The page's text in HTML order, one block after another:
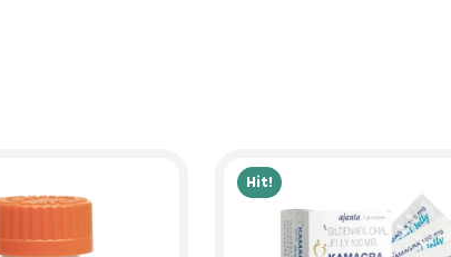
Hit!